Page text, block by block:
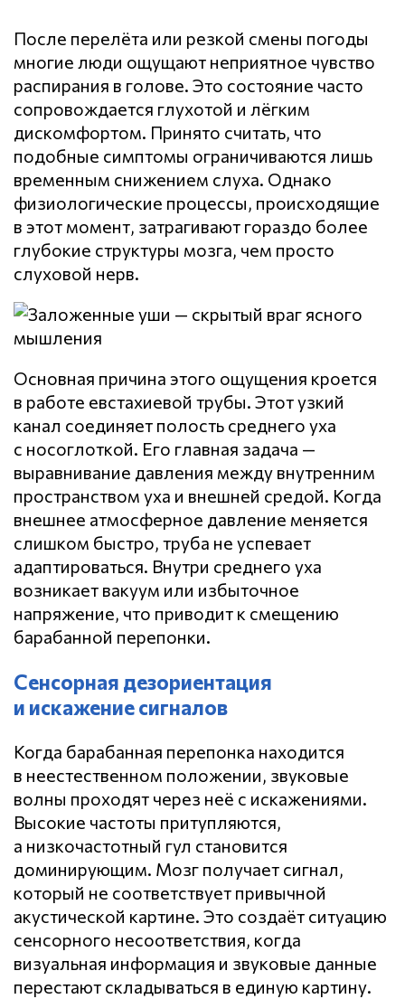
После перелёта или резкой смены погоды
многие люди ощущают неприятное чувство
распирания в голове. Это состояние часто
сопровождается глухотой и лёгким
дискомфортом. Принято считать, что
подобные симптомы ограничиваются лишь
временным снижением слуха. Однако
физиологические процессы, происходящие
в этот момент, затрагивают гораздо более
глубокие структуры мозга, чем просто
слуховой нерв.
Основная причина этого ощущения кроется
в работе евстахиевой трубы. Этот узкий
канал соединяет полость среднего уха
с носоглоткой. Его главная задача —
выравнивание давления между внутренним
пространством уха и внешней средой. Когда
внешнее атмосферное давление меняется
слишком быстро, труба не успевает
адаптироваться. Внутри среднего уха
возникает вакуум или избыточное
напряжение, что приводит к смещению
барабанной перепонки.
Сенсорная дезориентация
и искажение сигналов
Когда барабанная перепонка находится
в неестественном положении, звуковые
волны проходят через неё с искажениями.
Высокие частоты притупляются,
а низкочастотный гул становится
доминирующим. Мозг получает сигнал,
который не соответствует привычной
акустической картине. Это создаёт ситуацию
сенсорного несоответствия, когда
визуальная информация и звуковые данные
перестают складываться в единую картину.